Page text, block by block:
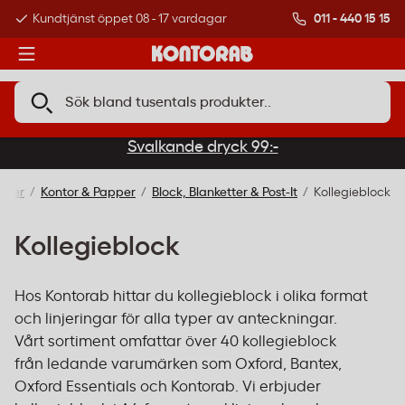
Kundtjänst öppet 08 - 17 vardagar Över 500 000
011 - 440 15 15
Svalkande dryck 99:-
Kontor & Papper Block, Blanketter & Post-It Kollegieblock
Kollegieblock
Hos Kontorab hittar du kollegieblock i olika format
och linjeringar för alla typer av anteckningar.
Vårt sortiment omfattar över 40 kollegieblock
från ledande varumärken som Oxford, Bantex,
Oxford Essentials och Kontorab. Vi erbjuder